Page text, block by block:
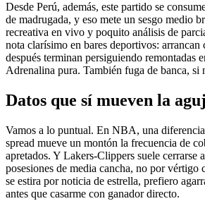
Desde Perú, además, este partido se
de madrugada, y eso mete un sesgo medio
recreativa en vivo y poquito análisis de
nota clarísimo en bares deportivos:
después terminan persiguiendo remontadas
Adrenalina pura. También fuga de banca, si
Datos que sí mueven la
Vamos a lo puntual. En NBA, una
spread mueve un montón la frecuencia de
apretados. Y Lakers-Clippers suele cerrarse
posesiones de media cancha, no por vértigo
se estira por noticia de estrella, prefiero
antes que casarme con ganador directo.